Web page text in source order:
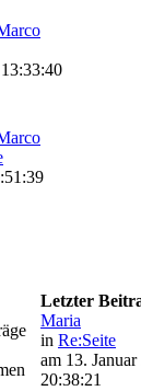
Letzter
Maria
in Re:Seite
am 13. Januar
20:38:21